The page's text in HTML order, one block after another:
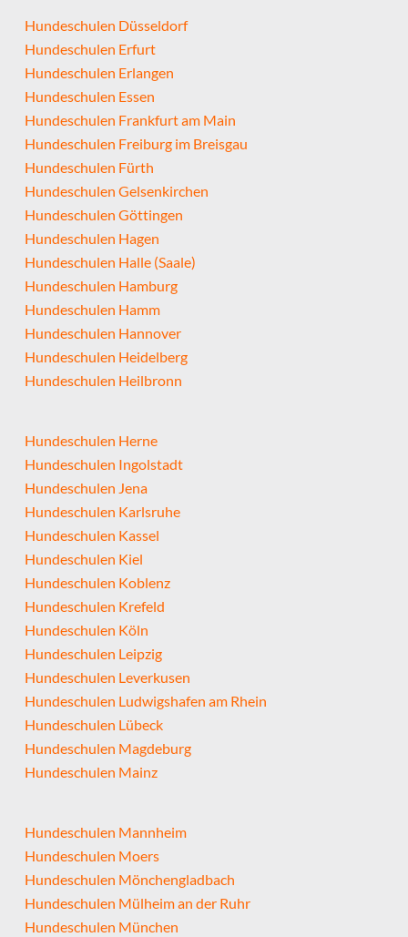
Hundeschulen Düsseldorf
Hundeschulen Erfurt
Hundeschulen Erlangen
Hundeschulen Essen
Hundeschulen Frankfurt am Main
Hundeschulen Freiburg im Breisgau
Hundeschulen Fürth
Hundeschulen Gelsenkirchen
Hundeschulen Göttingen
Hundeschulen Hagen
Hundeschulen Halle (Saale)
Hundeschulen Hamburg
Hundeschulen Hamm
Hundeschulen Hannover
Hundeschulen Heidelberg
Hundeschulen Heilbronn
Hundeschulen Herne
Hundeschulen Ingolstadt
Hundeschulen Jena
Hundeschulen Karlsruhe
Hundeschulen Kassel
Hundeschulen Kiel
Hundeschulen Koblenz
Hundeschulen Krefeld
Hundeschulen Köln
Hundeschulen Leipzig
Hundeschulen Leverkusen
Hundeschulen Ludwigshafen am Rhein
Hundeschulen Lübeck
Hundeschulen Magdeburg
Hundeschulen Mainz
Hundeschulen Mannheim
Hundeschulen Moers
Hundeschulen Mönchengladbach
Hundeschulen Mülheim an der Ruhr
Hundeschulen München